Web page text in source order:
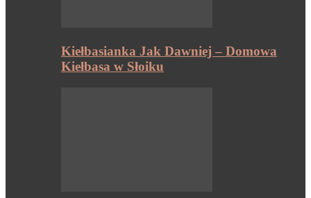
Kiełbasianka Jak Dawniej – Domowa
Kiełbasa w Słoiku